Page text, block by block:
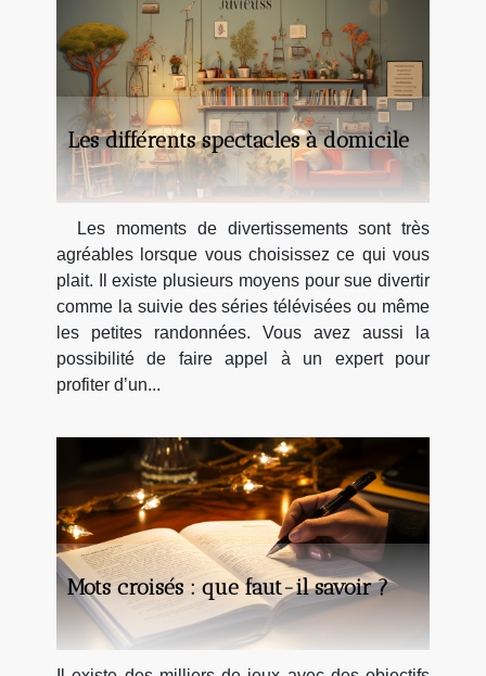
Les différents spectacles à domicile
Les moments de divertissements sont très
agréables lorsque vous choisissez ce qui vous
plait. Il existe plusieurs moyens pour sue divertir
comme la suivie des séries télévisées ou même
les petites randonnées. Vous avez aussi la
possibilité de faire appel à un expert pour
profiter d’un...
Mots croisés : que faut-il savoir ?